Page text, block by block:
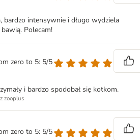
bardzo intensywnie i długo wydziela
Polecam!
zero to 5: 5/5
i bardzo spodobał się kotkom.
zooplus
zero to 5: 5/5